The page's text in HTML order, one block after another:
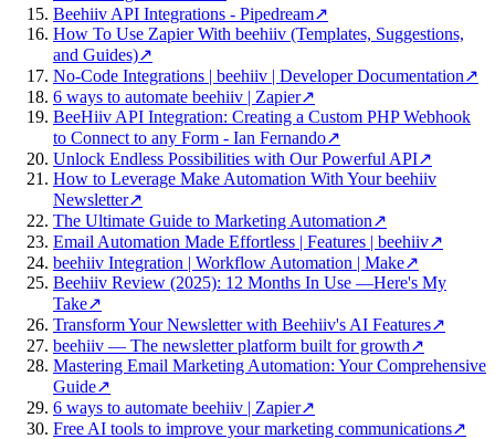
Beehiiv API Integrations - Pipedream↗
How To Use Zapier With beehiiv (Templates, Suggestions,
and Guides)↗
No-Code Integrations | beehiiv | Developer Documentation↗
6 ways to automate beehiiv | Zapier↗
BeeHiiv API Integration: Creating a Custom PHP Webhook
to Connect to any Form - Ian Fernando↗
Unlock Endless Possibilities with Our Powerful API↗
How to Leverage Make Automation With Your beehiiv
Newsletter↗
The Ultimate Guide to Marketing Automation↗
Email Automation Made Effortless | Features | beehiiv↗
beehiiv Integration | Workflow Automation | Make↗
Beehiiv Review (2025): 12 Months In Use —Here's My
Take↗
Transform Your Newsletter with Beehiiv's AI Features↗
beehiiv — The newsletter platform built for growth↗
Mastering Email Marketing Automation: Your Comprehensive
Guide↗
6 ways to automate beehiiv | Zapier↗
Free AI tools to improve your marketing communications↗